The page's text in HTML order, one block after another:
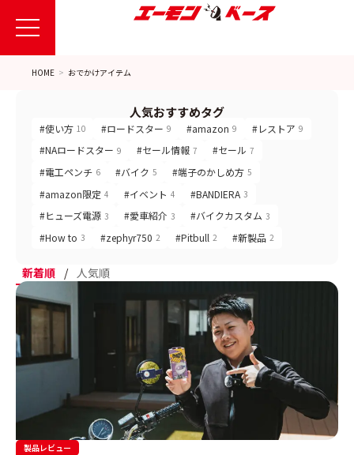
HOME おでかけアイテム
人気おすすめタグ
#使い方 10 #ロードスター 9 #amazon 9 #レストア 9
#NAロードスター 9 #セール情報 7 #セール 7
#電工ペンチ 6 #バイク 5 #端子のかしめ方 5
#amazon限定 4 #イベント 4 #BANDIERA 3
#ヒューズ電源 3 #愛車紹介 3 #バイクカスタム 3
#How to 3 #zephyr750 2 #Pitbull 2 #新製品 2
新着順 / 人気順
製品レビュー